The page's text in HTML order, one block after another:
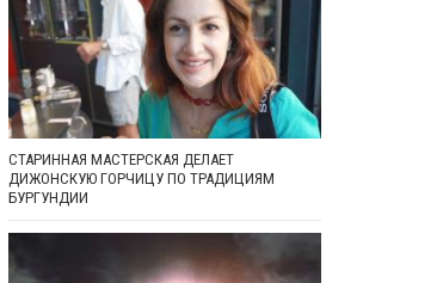
СТАРИННАЯ МАСТЕРСКАЯ ДЕЛАЕТ
ДИЖОНСКУЮ ГОРЧИЦУ ПО ТРАДИЦИЯМ
БУРГУНДИИ